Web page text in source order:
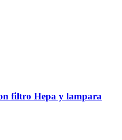
filtro Hepa y lampara